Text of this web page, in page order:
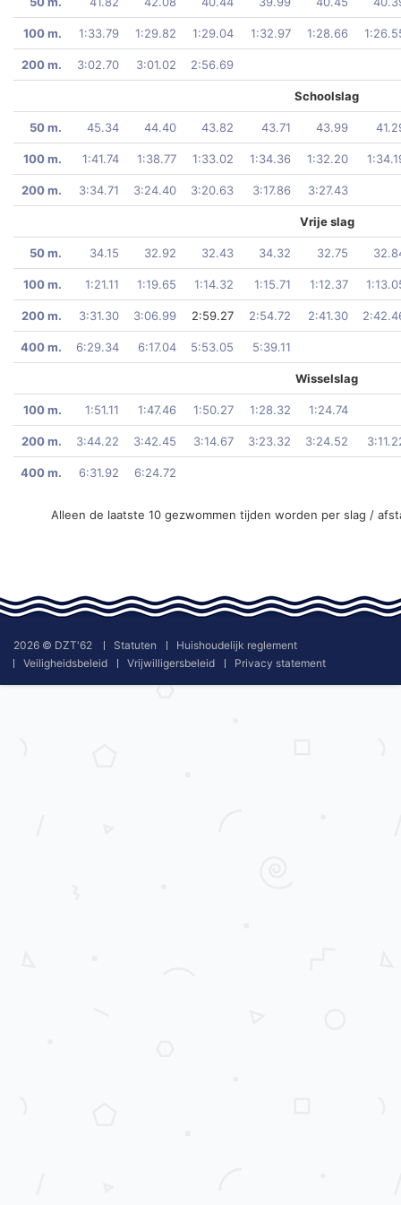
100 m. 1:33.79 1:29.82 1:29.04 1:32.97 1:28.66
200 m. 3:02.70 3:01.02 2:56.69
Schoolslag
50 m. 45.34 44.40 43.82 43.71 43.99
100 m. 1:41.74 1:38.77 1:33.02 1:34.36 1:32.20
200 m. 3:34.71 3:24.40 3:20.63 3:17.86 3:27.43
Vrije slag
50 m. 34.15 32.92 32.43 34.32 32.75
100 m. 1:21.11 1:19.65 1:14.32 1:15.71 1:12.37
200 m. 3:31.30 3:06.99 2:59.27 2:54.72 2:41.30
400 m. 6:29.34 6:17.04 5:53.05 5:39.11
Wisselslag
100 m. 1:51.11 1:47.46 1:50.27 1:28.32 1:24.74
200 m. 3:44.22 3:42.45 3:14.67 3:23.32 3:24.52
400 m. 6:31.92 6:24.72
Alleen de laatste 10 gezwommen tijden worden per slag /
2026 © DZT'62 Statuten
Huishoudelijk reglement
Veiligheidsbeleid
Vrijwilligersbeleid Privacy statement